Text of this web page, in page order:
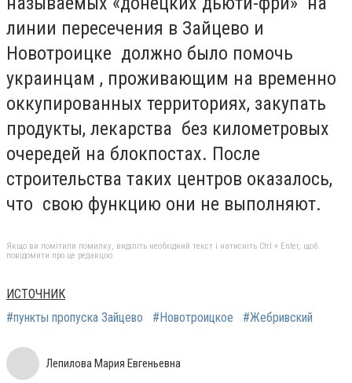
линии пересечения в Зайцево и
Новотроицке должно было помочь
украинцам , проживающим на временно
оккупированных территориях, закупать
продукты, лекарства без километровых
очередей на блокпостах. После
строительства таких центров оказалось,
что свою функцию они не выполняют.
Якщо ви помітили помилку, виділіть необхідний текст і натисніть Ctrl + Enter, щоб
повідомити про це редакцію
ИСТОЧНИК
#пункты пропуска Зайцево
#Новотроицкое #Жебривский
Лепилова Мария Евгеньевна